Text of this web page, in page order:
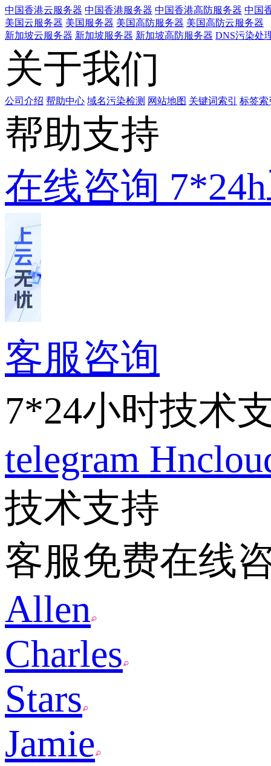
中国香港云服务器 中国香港服务器 中国香港高防服务器 中国
美国云服务器 美国服务器 美国高防服务器 美国高防云服务器
新加坡云服务器 新加坡服务器 新加坡高防服务器 DNS污染处
关于我们
公司介绍 帮助中心 域名污染检测 网站地图 关键词索引 标签索
帮助支持
在线咨询
客服咨询
7*24小时技术
telegram
技术支持
客服免费在线
Allen
Charles
Stars
Jamie